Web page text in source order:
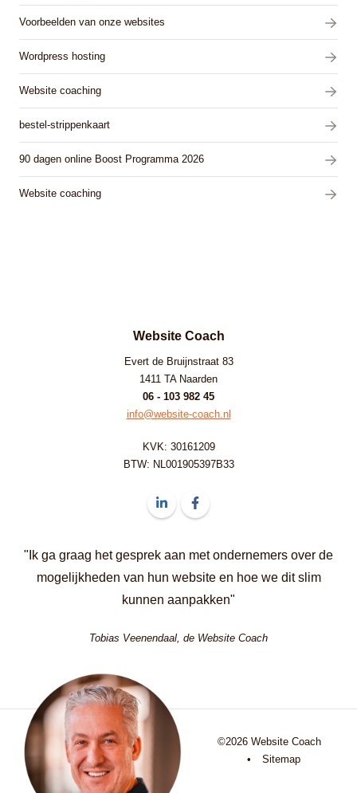
Voorbeelden van onze websites
Wordpress hosting
Website coaching
bestel-strippenkaart
90 dagen online Boost Programma 2026
Website coaching
Website Coach
Evert de Bruijnstraat 83
1411 TA Naarden
06 - 103 982 45
info@website-coach.nl
KVK: 30161209
BTW: NL001905397B33
Volg ons op LinkedIn Website Coach
"Ik ga graag het gesprek aan met ondernemers over de
mogelijkheden van hun website en hoe we dit slim
kunnen aanpakken"
Tobias Veenendaal, de Website Coach
©2026 Website Coach
•
Sitemap